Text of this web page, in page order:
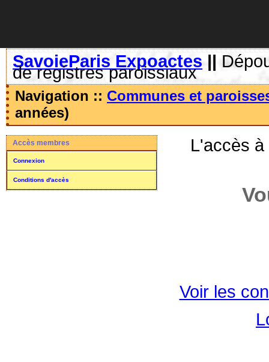
SavoieParis Expoactes ||
de registres paroissiaux
Navigation :: Communes et
années)
Accès membres
Connexion
Conditions d'accès
L'accès
Voir les